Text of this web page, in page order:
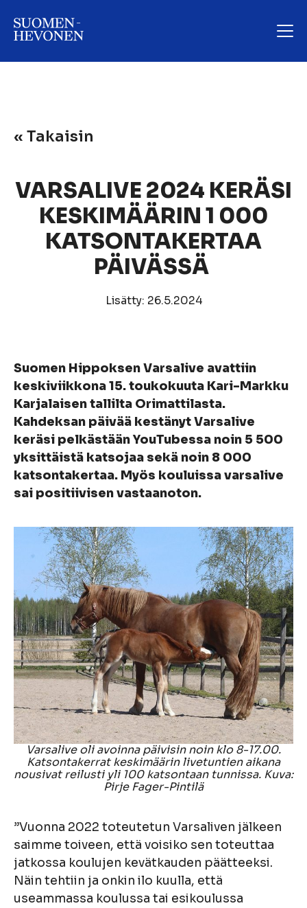
« Takaisin
VARSALIVE 2024 KERÄSI
KESKIMÄÄRIN 1 000
KATSONTAKERTAA
PÄIVÄSSÄ
Lisätty: 26.5.2024
Suomen Hippoksen Varsalive avattiin
keskiviikkona 15. toukokuuta Kari-Markku
Karjalaisen tallilta Orimattilasta.
Kahdeksan päivää kestänyt Varsalive
keräsi pelkästään YouTubessa noin 5 500
yksittäistä katsojaa sekä noin 8 000
katsontakertaa. Myös kouluissa varsalive
sai positiivisen vastaanoton.
Varsalive oli avoinna päivisin noin klo 8-17.00.
Katsontakerrat keskimäärin livetuntien aikana
nousivat reilusti yli 100 katsontaan tunnissa. Kuva:
Pirje Fager-Pintilä
”Vuonna 2022 toteutetun Varsaliven jälkeen
saimme toiveen, että voisiko sen toteuttaa
jatkossa koulujen kevätkauden päätteeksi.
Näin tehtiin ja onkin ilo kuulla, että
useammassa koulussa tai esikoulussa